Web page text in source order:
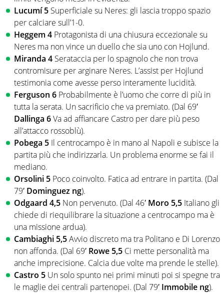
Lucumí 5 Superficiale su Neres: gli lascia troppo spazio
per calciare sull’1-0.
Heggem 4 Protagonista di una chiusura eccezionale su
Neres ma non vince un duello che sia uno con Hojlund.
Miranda 4 Serataccia per lo spagnolo che non trova
contromisure per arginare Neres. L’assist per Hojlund
testimonia come avesse perso interamente lucidità.
Ferguson 6 Probabilmente è l’uomo che corre di più in
tutta la serata. Un sacrificio che va premiato. (Dal 69′
Dallinga 6Va ad affiancare Castro per dare più peso
all’attacco rossoblù).
Pobega 5 Il centrocampo è in mano al Napoli e subisce la
partita più che indirizzarla. Un problema enorme se fai il
mediano.
Orsolini 5 Poco coinvolto. Fatica ad entrare in partita. (Dal
79′ Dominguez ng).
Odgaard 4,5 Non pervenuto. (Dal 46′ Moro 5,5 Italiano gli
chiede di riequilibrare la situazione a centrocampo ma è
una missione ardua).
Cambiaghi 5,5Avvio discreto ma tra Politano e Di Lorenzo
non affonda. (Dal 69′ Rowe 5,5 Ci mette personalità ma
anche imprecisione. Calcia due volte ma prende le stelle).
Castro 5 Un solo spunto nei primi minuti poi si spegne tra
le maglie dei centrali partenopei. (Dal 79′ Immobile ng).